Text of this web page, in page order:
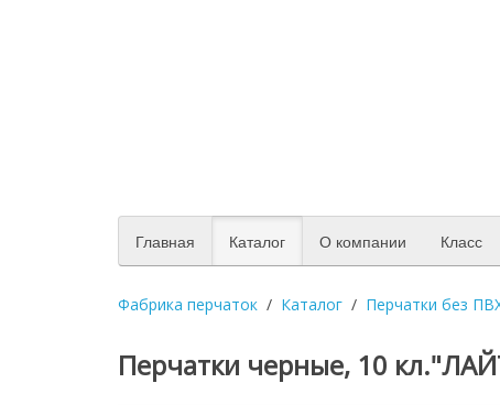
Главная Каталог О компании Класс
Фабрика перчаток Каталог Перчатки без
Перчатки черные, 10